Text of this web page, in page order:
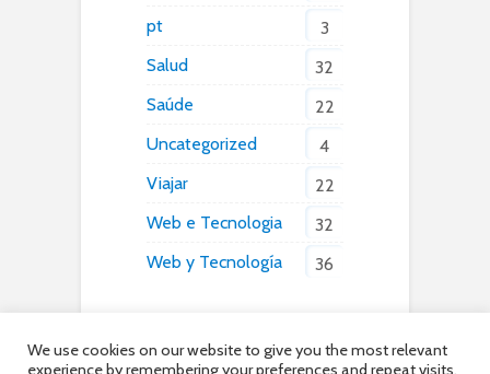
pt
3
Salud
32
Saúde
22
Uncategorized
4
Viajar
22
Web e Tecnologia
32
Web y Tecnología
36
We use cookies on our website to give you the most relevant
experience by remembering your preferences and repeat visits.